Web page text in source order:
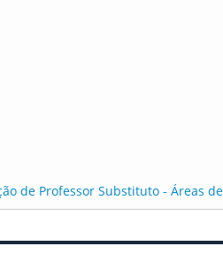
de Professor Substituto - Áreas